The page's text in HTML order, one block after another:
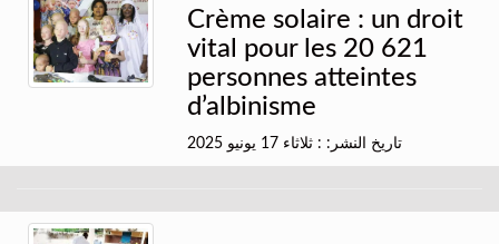
Crème solaire : un droit
vital pour les 20 621
personnes atteintes
d’albinisme
تاريخ النشر: : ثلاثاء 17 يونيو 2025